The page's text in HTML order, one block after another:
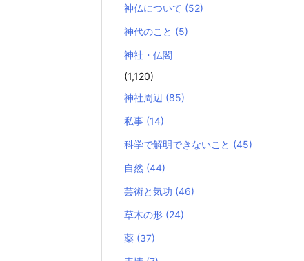
神仏について (52)
神代のこと (5)
神社・仏閣
(1,120)
神社周辺 (85)
私事 (14)
科学で解明できないこと (45)
自然 (44)
芸術と気功 (46)
草木の形 (24)
薬 (37)